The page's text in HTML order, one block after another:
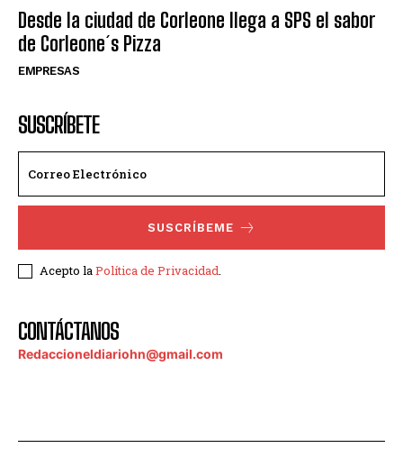
Desde la ciudad de Corleone llega a SPS el sabor
de Corleone´s Pizza
EMPRESAS
SUSCRÍBETE
SUSCRÍBEME
Acepto laPolítica de Privacidad.
CONTÁCTANOS
Redaccioneldiariohn@gmail.com